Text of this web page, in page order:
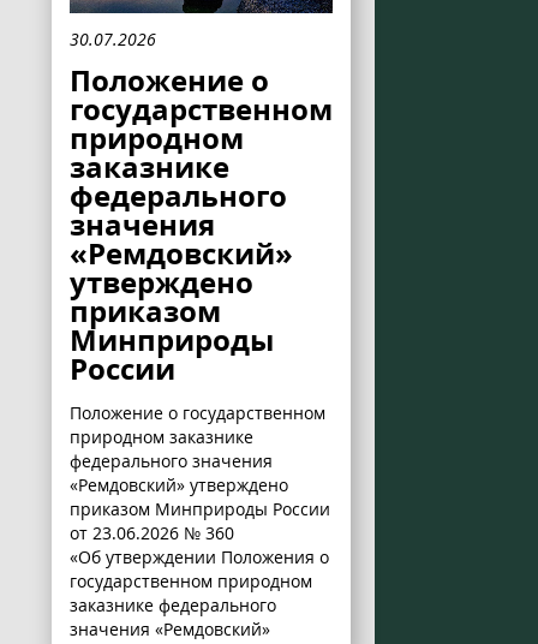
30.07.2026
Положение о
государственном
природном
заказнике
федерального
значения
«Ремдовский»
утверждено
приказом
Минприроды
России
Положение о государственном
природном заказнике
федерального значения
«Ремдовский» утверждено
приказом Минприроды России
от 23.06.2026 № 360
«Об утверждении Положения о
государственном природном
заказнике федерального
значения «Ремдовский»